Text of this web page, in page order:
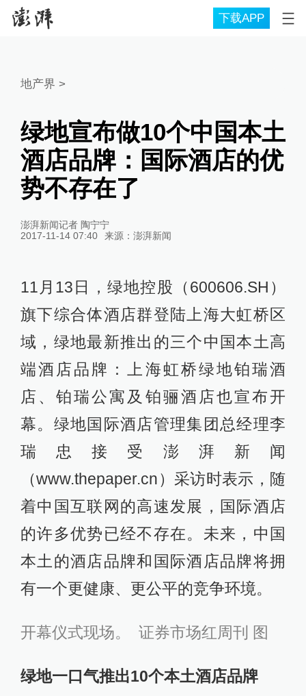
下载APP
地产界 >
绿地宣布做10个中国本土
酒店品牌：国际酒店的优
势不存在了
澎湃新闻记者 陶宁宁
2017-11-14 07:40
来源： 澎湃新闻
11月13日，绿地控股（600606.SH）
旗下综合体酒店群登陆上海大虹桥区
域，绿地最新推出的三个中国本土高
端酒店品牌：上海虹桥绿地铂瑞酒
店、铂瑞公寓及铂骊酒店也宣布开
幕。绿地国际酒店管理集团总经理李
瑞忠接受澎湃新闻
（www.thepaper.cn）采访时表示，随
着中国互联网的高速发展，国际酒店
的许多优势已经不存在。未来，中国
本土的酒店品牌和国际酒店品牌将拥
有一个更健康、更公平的竞争环境。
开幕仪式现场。 证券市场红周刊 图
绿地一口气推出10个本土酒店品牌